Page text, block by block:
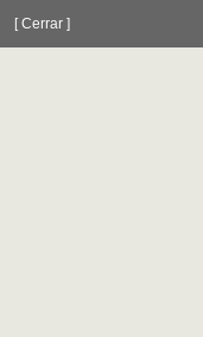
[ Cerrar ]